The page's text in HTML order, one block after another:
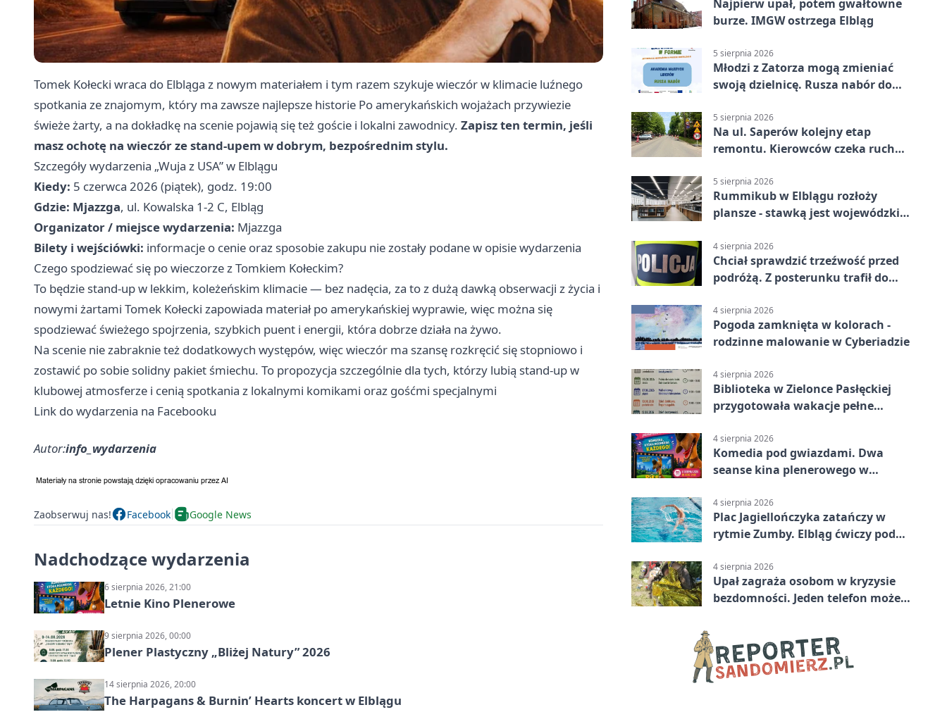
Tomek Kołecki wraca do Elbląga z nowym materiałem i tym razem szykuje wieczór w klimacie luźnego
spotkania ze znajomym, który ma zawsze najlepsze historie Po amerykańskich wojażach przywiezie
świeże żarty, a na dokładkę na scenie pojawią się też goście i lokalni zawodnicy. Zapisz ten termin, jeśli
masz ochotę na wieczór ze stand-upem w dobrym, bezpośrednim stylu.
Szczegóły wydarzenia „Wuja z USA” w Elblągu
Kiedy: 5 czerwca 2026 (piątek), godz. 19:00
Gdzie: Mjazzga, ul. Kowalska 1-2 C, Elbląg
Organizator / miejsce wydarzenia: Mjazzga
Bilety i wejściówki: informacje o cenie oraz sposobie zakupu nie zostały podane w opisie wydarzenia
Czego spodziewać się po wieczorze z Tomkiem Kołeckim?
To będzie stand-up w lekkim, koleżeńskim klimacie — bez nadęcia, za to z dużą dawką obserwacji z życia i
nowymi żartami Tomek Kołecki zapowiada materiał po amerykańskiej wyprawie, więc można się
spodziewać świeżego spojrzenia, szybkich puent i energii, która dobrze działa na żywo.
Na scenie nie zabraknie też dodatkowych występów, więc wieczór ma szansę rozkręcić się stopniowo i
zostawić po sobie solidny pakiet śmiechu. To propozycja szczególnie dla tych, którzy lubią stand-up w
klubowej atmosferze i cenią spotkania z lokalnymi komikami oraz gośćmi specjalnymi
Link do wydarzenia na Facebooku
Autor:info_wydarzenia
Zaobserwuj nas! Facebook Google News
Nadchodzące wydarzenia
6 sierpnia 2026, 21:00
Letnie Kino Plenerowe
9 sierpnia 2026, 00:00
Plener Plastyczny „Bliżej Natury” 2026
14 sierpnia 2026, 20:00
The Harpagans & Burnin’ Hearts koncert w Elblągu
Najpierw upał, potem gwałtowne
burze. IMGW ostrzega Elbląg
5 sierpnia 2026
Młodzi z Zatorza mogą zmieniać
swoją dzielnicę. Rusza nabór do
5 sierpnia 2026
Na ul. Saperów kolejny etap
remontu. Kierowców czeka ruch
5 sierpnia 2026
Rummikub w Elblągu rozłoży
plansze - stawką jest wojewódzki
4 sierpnia 2026
Chciał sprawdzić trzeźwość przed
podróżą. Z posterunku trafił do
4 sierpnia 2026
Pogoda zamknięta w kolorach -
rodzinne malowanie w Cyberiadzie
4 sierpnia 2026
Biblioteka w Zielonce Pasłęckiej
przygotowała wakacje pełne
4 sierpnia 2026
Komedia pod gwiazdami. Dwa
seanse kina plenerowego w
4 sierpnia 2026
Plac Jagiellończyka zatańczy w
rytmie Zumby. Elbląg ćwiczy pod
4 sierpnia 2026
Upał zagraża osobom w kryzysie
bezdomności. Jeden telefon może